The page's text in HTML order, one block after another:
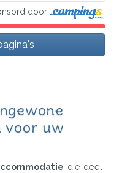
door
voor uw
die deel